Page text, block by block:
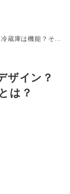
冷蔵庫は機能？それとも、デザイン？インテリアとしての冷蔵庫とは？
ザイン？
は？